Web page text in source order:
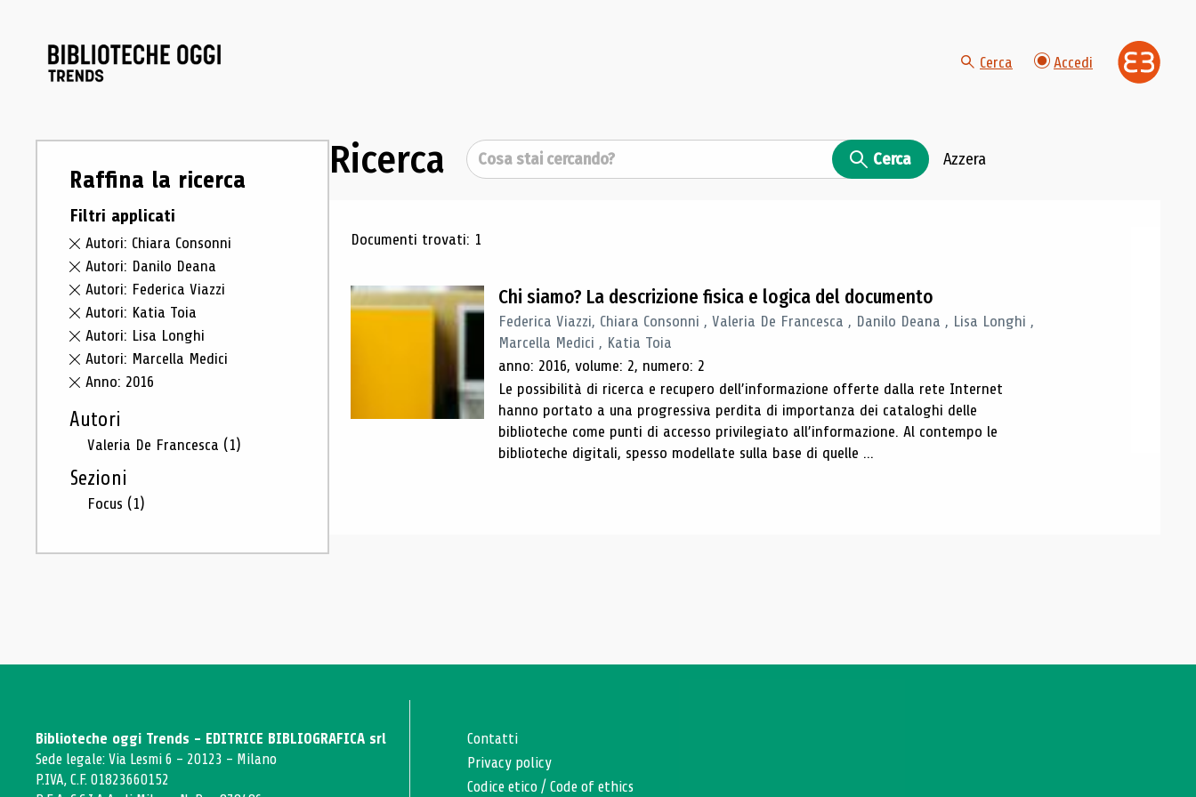
Cerca Accedi
Raffina la ricerca
Filtri applicati
Autori: Chiara Consonni
Autori: Danilo Deana
Autori: Federica Viazzi
Autori: Katia Toia
Autori: Lisa Longhi
Autori: Marcella Medici
Anno: 2016
Autori
Valeria De Francesca (1)
Sezioni
Focus (1)
Ricerca Cerca Cerca Azzera
Risultati di ricerca
Documenti trovati: 1
Chi siamo? La descrizione fisica e logica del documento
Federica Viazzi, Chiara Consonni , Valeria De Francesca , Danilo Deana , Lisa Longhi ,
Marcella Medici , Katia Toia
anno: 2016, volume: 2, numero: 2
Le possibilità di ricerca e recupero dell’informazione offerte dalla rete Internet
hanno portato a una progressiva perdita di importanza dei cataloghi delle
biblioteche come punti di accesso privilegiato all’informazione. Al contempo le
biblioteche digitali, spesso modellate sulla base di quelle ...
Biblioteche oggi Trends - EDITRICE BIBLIOGRAFICA srl
Sede legale: Via Lesmi 6 - 20123 - Milano
P.IVA, C.F. 01823660152
Contatti
Privacy policy
Codice etico /Code of ethics